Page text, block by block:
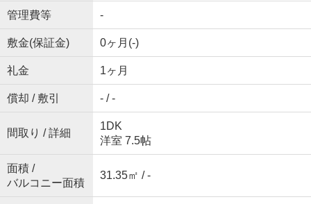
管理費等 -
敷金(保証金) 0ヶ月(-)
礼金 1ヶ月
償却 / 敷引 - / -
間取り / 詳細
1DK
洋室 7.5帖
面積 /
バルコニー面積
31.35㎡ / -